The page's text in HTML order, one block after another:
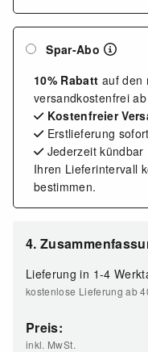
Spar-Abo
10% Rabatt auf den
versandkostenfrei
Kostenfreier
Erstlieferung
Jederzeit kündbar
Ihren Lieferintervall
bestimmen.
4.
Lieferung in 1-4
kostenlose Lieferung ab
Preis:
inkl. MwSt.